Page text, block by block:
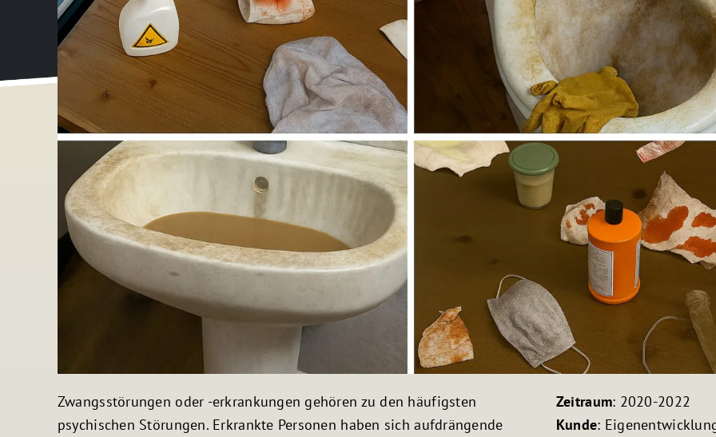
Zwangsstörungen oder -erkrankungen gehören zu den häufigsten
psychischen Störungen. Erkrankte Personen haben sich aufdrängende
Zeitraum: 2020-2022
Kunde: